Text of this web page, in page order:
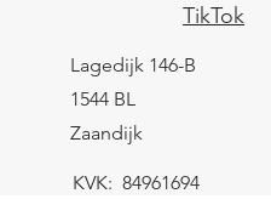
TikTok
Lagedijk 146-B
1544 BL
Zaandijk
KVK: 84961694